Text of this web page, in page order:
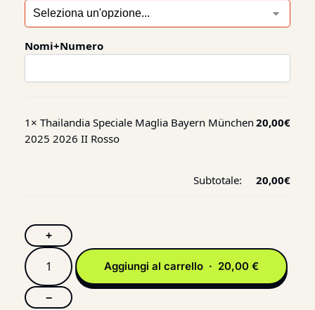
Nomi+Numero
1× Thailandia Speciale Maglia Bayern München
2025 2026 II Rosso
20,00€
Subtotale: 20,00€
+
−
Aggiungi al carrello · 20,00 €